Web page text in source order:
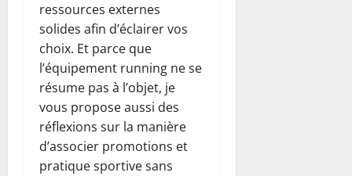
ressources externes
solides afin d’éclairer vos
choix. Et parce que
l’équipement running ne se
résume pas à l’objet, je
vous propose aussi des
réflexions sur la manière
d’associer promotions et
pratique sportive sans